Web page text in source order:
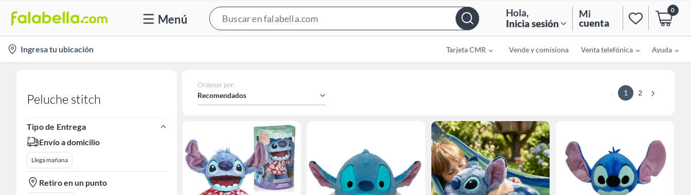
Menú
Bar
Hola,
Inicia sesión
Mi
cuenta
0
location-
icon
Ingresa tu ubicación Tarjeta CMR Vende y comisiona Venta telefónica Ayuda
Peluche stitch
Tipo de Entrega
Envío a domicilio
Llega mañana
Retiro en un punto
Ordenar por:
Recomendados 1 2